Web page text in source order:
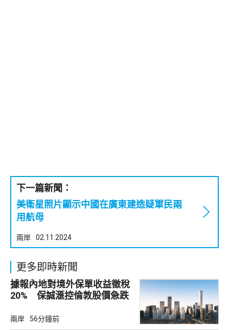
下一篇新聞：
美衛星照片顯示中國在廣東建造疑軍民兩
用航母
兩岸 02.11.2024
更多即時新聞
據報內地對境外保單收益徵稅
20% 保誠滙控倫敦股價急跌
兩岸 56分鐘前